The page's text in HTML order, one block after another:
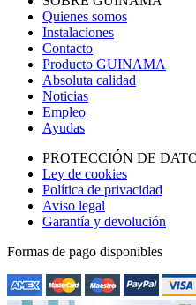
Quienes somos
Instalaciones
Contacto
Producto GUINAMA
Absoluta calidad
Noticias
Empleo
Ayudas
PROTECCIÓN DE
Ley de cookies
Política de privacidad
Aviso legal
Garantía y devolución
Formas de pago disponibles